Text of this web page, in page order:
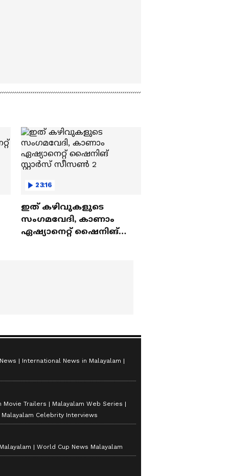
23:16
ഇത് കഴിവുകളുടെ
സംഗമവേദി, കാണാം
ഏഷ്യാനെറ്റ് ഷൈനിങ്
International News in Malayalam
Movie Trailers
Malayalam Web Series
Malayalam Celebrity Interviews
World Cup News Malayalam